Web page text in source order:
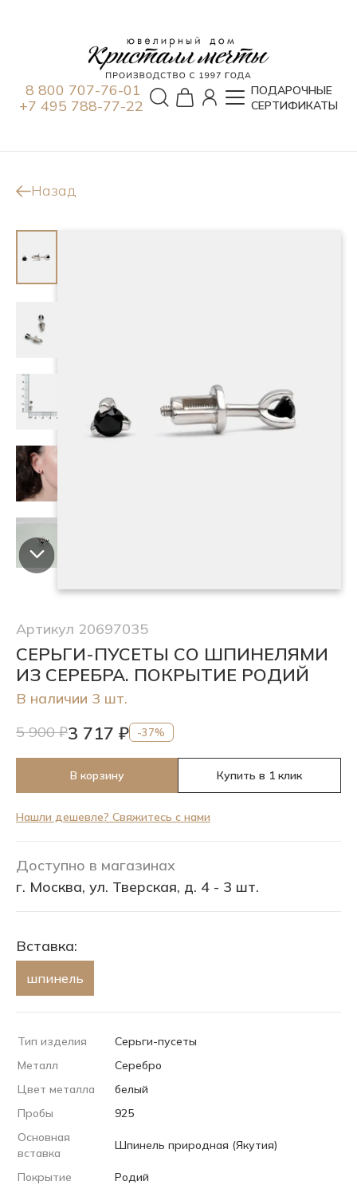
8 800 707-76-01
+7 495 788-77-22
ПОДАРОЧНЫЕ
СЕРТИФИКАТЫ
Назад
Артикул 20697035
СЕРЬГИ-ПУСЕТЫ СО ШПИНЕЛЯМИ
ИЗ СЕРЕБРА. ПОКРЫТИЕ РОДИЙ
В наличии 3 шт.
5 900 ₽3 717 ₽ -37%
В корзину Купить в 1 клик
Нашли дешевле? Свяжитесь с нами
Доступно в магазинах
г. Москва, ул. Тверская, д. 4 - 3 шт.
Вставка:
шпинель
Тип изделия
Серьги-пусеты
Металл
Серебро
Цвет металла
белый
Пробы
925
Основная
вставка
Шпинель природная (Якутия)
Покрытие Родий